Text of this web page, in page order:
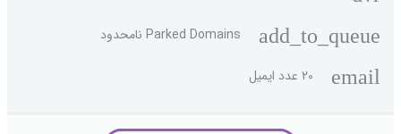
add_to_queue Parked Domains نامحدود
email 20 عدد ایمیل